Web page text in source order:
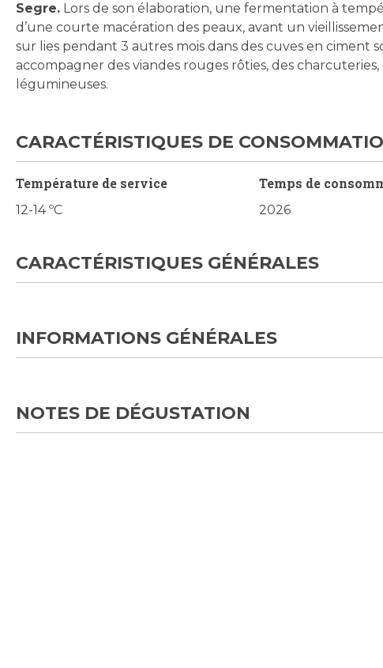
Segre. Lors de son élaboration, une fermentation à
d’une courte macération des peaux, avant un
sur lies pendant 3 autres mois dans des cuves en ciment
accompagner des viandes rouges rôties, des
légumineuses.
CARACTÉRISTIQUES DE
Température de service
12-14 ºC
Temps de
2026
CARACTÉRISTIQUES GÉNÉRALES
INFORMATIONS GÉNÉRALES
NOTES DE DÉGUSTATION